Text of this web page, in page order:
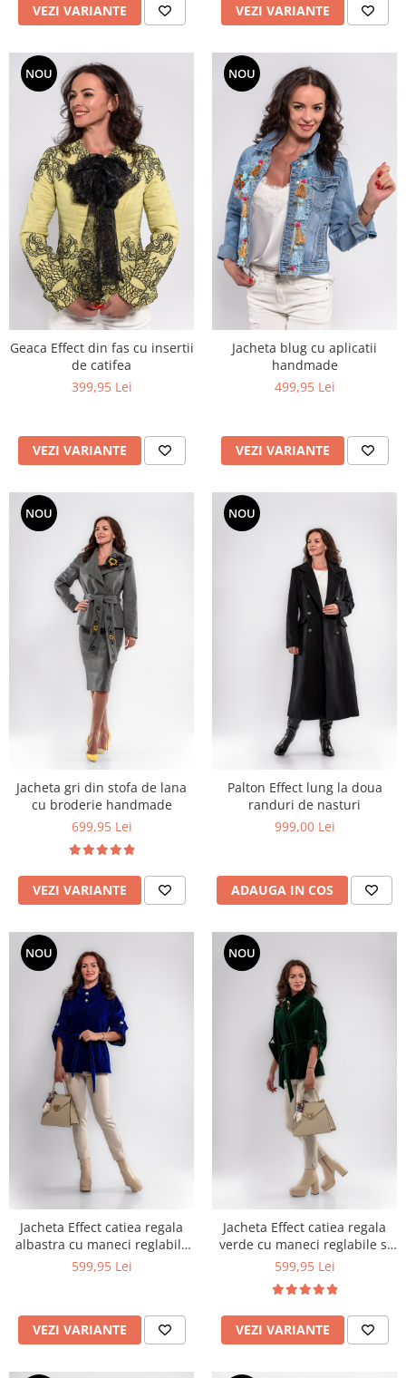
VEZI VARIANTE VEZI VARIANTE
NOU
Geaca Effect din fas cu insertii
de catifea
399,95 Lei
VEZI VARIANTE
NOU
Jacheta blug cu aplicatii
handmade
499,95 Lei
VEZI VARIANTE
NOU
Jacheta gri din stofa de lana
cu broderie handmade
699,95 Lei
VEZI VARIANTE
NOU
Palton Effect lung la doua
randuri de nasturi
999,00 Lei
ADAUGA IN COS
NOU
Jacheta Effect catiea regala
albastra cu maneci reglabile
si cordon
599,95 Lei
VEZI VARIANTE
NOU
Jacheta Effect catiea regala
verde cu maneci reglabile si
cordon
599,95 Lei
VEZI VARIANTE